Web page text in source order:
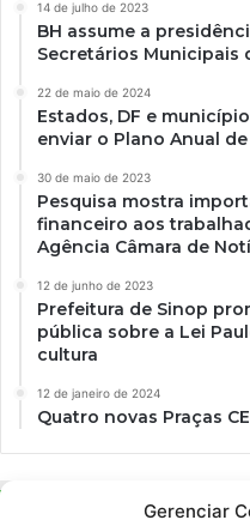
Gerenciar
14 de julho de 2023
BH assume a
Secretários Municipais
22 de maio de 2024
Estados, DF e
enviar o Plano Anual
30 de maio de 2023
Pesquisa mostra
financeiro aos
Agência Câmara de
12 de junho de 2023
Prefeitura de Sinop
pública sobre a Lei
cultura
12 de janeiro de 2024
Quatro novas Praças